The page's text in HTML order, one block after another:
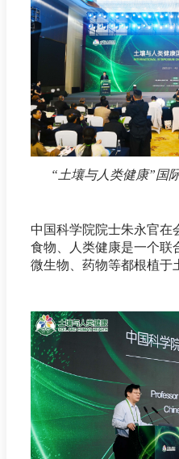
“土壤与人类健康”国
中国科学院院士朱永官在
食物、人类健康是一个联
微生物、药物等都根植于